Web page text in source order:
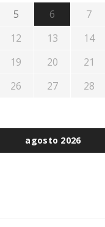
agosto 2026
5 6 7
12 13 14
19 20 21
26 27 28